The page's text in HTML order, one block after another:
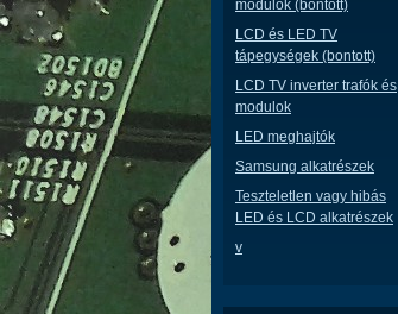
modulok (bontott)
LCD és LED TV
tápegységek (bontott)
LCD TV inverter trafók és
modulok
LED meghajtók
Samsung alkatrészek
Teszteletlen vagy hibás
LED és LCD alkatrészek
v